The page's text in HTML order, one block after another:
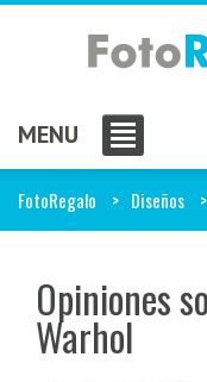
MENU
FotoRegalo Diseños
Opiniones
Warhol